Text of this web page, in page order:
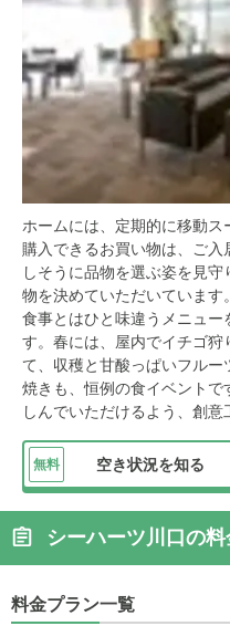
ホームには、定期的に移動
購入できるお買い物は、ご
しそうに品物を選ぶ姿を見
物を決めていただいていま
食事とはひと味違うメニュー
す。春には、屋内でイチゴ
て、収穫と甘酸っぱいフル
焼きも、恒例の食イベント
しんでいただけるよう、創意
無料 空き状況を知る
シーハーツ川口の
料金プラン一覧